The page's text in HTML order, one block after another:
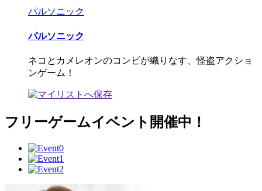
パルソニック
パルソニック
ネコとカメレオンのコンビが織りなす、怪盗アクショ
ンゲーム！
フリーゲームイベント開催中！